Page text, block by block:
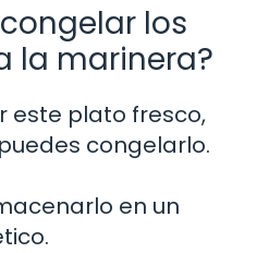
los
la marinera?
este plato fresco,
congelarlo.
en un